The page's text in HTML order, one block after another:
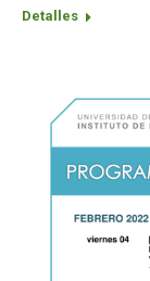
Detalles